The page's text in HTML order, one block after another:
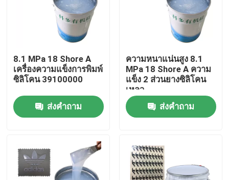
บ้าน
สินค้า
ทัวร์โรงงาน
8.1 MPa 18 Shore A
เครื่องความแข็งการพิมพ์
ซิลิโคน 39100000
ส่งคำถาม
ความหนาแน่นสูง 8.1
MPa 18 Shore A ความ
แข็ง 2 ส่วนยางซิลิโคน
เหลว
ส่งคำถาม